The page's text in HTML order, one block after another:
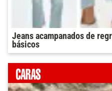
Jeans acampanados de
básicos